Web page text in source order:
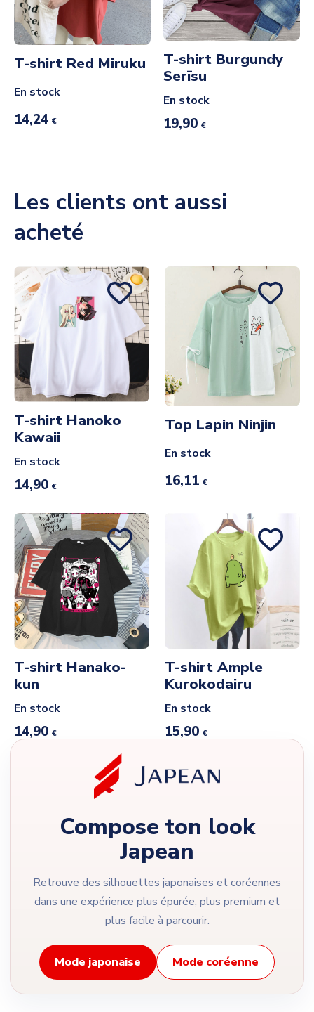
T-shirt Red Miruku
En stock
14,24 €
T-shirt Burgundy
Serīsu
En stock
19,90 €
Les clients ont aussi
acheté
T-shirt Hanoko
Kawaii
En stock
14,90 €
Top Lapin Ninjin
En stock
16,11 €
T-shirt Hanako-
kun
En stock
14,90 €
T-shirt Ample
Kurokodairu
En stock
15,90 €
Compose ton look
Japean
Retrouve des silhouettes japonaises et coréennes
dans une expérience plus épurée, plus premium et
plus facile à parcourir.
Mode japonaise Mode coréenne